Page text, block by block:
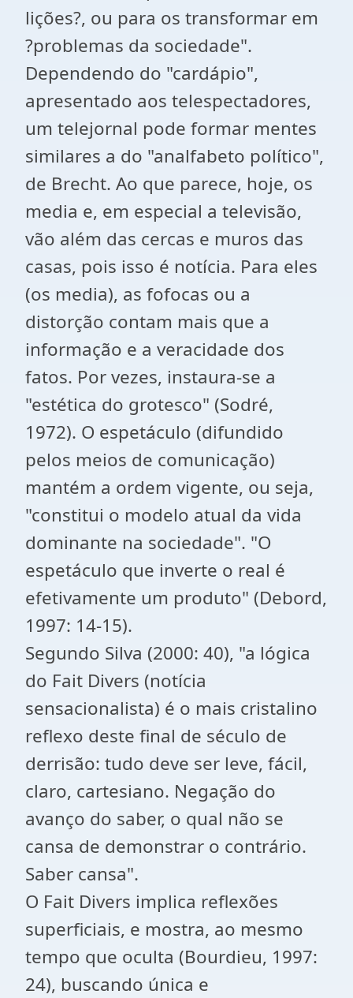
lições?, ou para os transformar em
?problemas da sociedade".
Dependendo do "cardápio",
apresentado aos telespectadores,
um telejornal pode formar mentes
similares a do "analfabeto político",
de Brecht. Ao que parece, hoje, os
media e, em especial a televisão,
vão além das cercas e muros das
casas, pois isso é notícia. Para eles
(os media), as fofocas ou a
distorção contam mais que a
informação e a veracidade dos
fatos. Por vezes, instaura-se a
"estética do grotesco" (Sodré,
1972). O espetáculo (difundido
pelos meios de comunicação)
mantém a ordem vigente, ou seja,
"constitui o modelo atual da vida
dominante na sociedade". "O
espetáculo que inverte o real é
efetivamente um produto" (Debord,
1997: 14-15).
Segundo Silva (2000: 40), "a lógica
do Fait Divers (notícia
sensacionalista) é o mais cristalino
reflexo deste final de século de
derrisão: tudo deve ser leve, fácil,
claro, cartesiano. Negação do
avanço do saber, o qual não se
cansa de demonstrar o contrário.
Saber cansa".
O Fait Divers implica reflexões
superficiais, e mostra, ao mesmo
tempo que oculta (Bourdieu, 1997:
24), buscando única e